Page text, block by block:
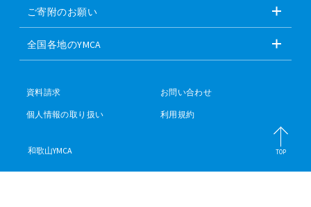
ご寄附のお願い
全国各地のYMCA
資料請求 お問い合わせ
個人情報の取り扱い 利用規約
和歌山YMCA TOP